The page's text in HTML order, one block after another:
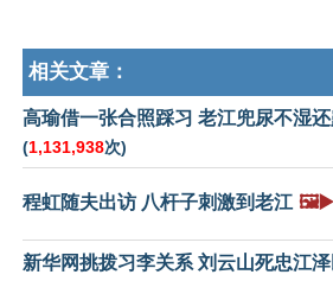
相关文章：
高瑜借一张合照踩习 老江兜尿不湿
(1,131,938次)
程虹随夫出访 八杆子刺激到老江 🖼️▶️
新华网挑拨习李关系 刘云山死忠江